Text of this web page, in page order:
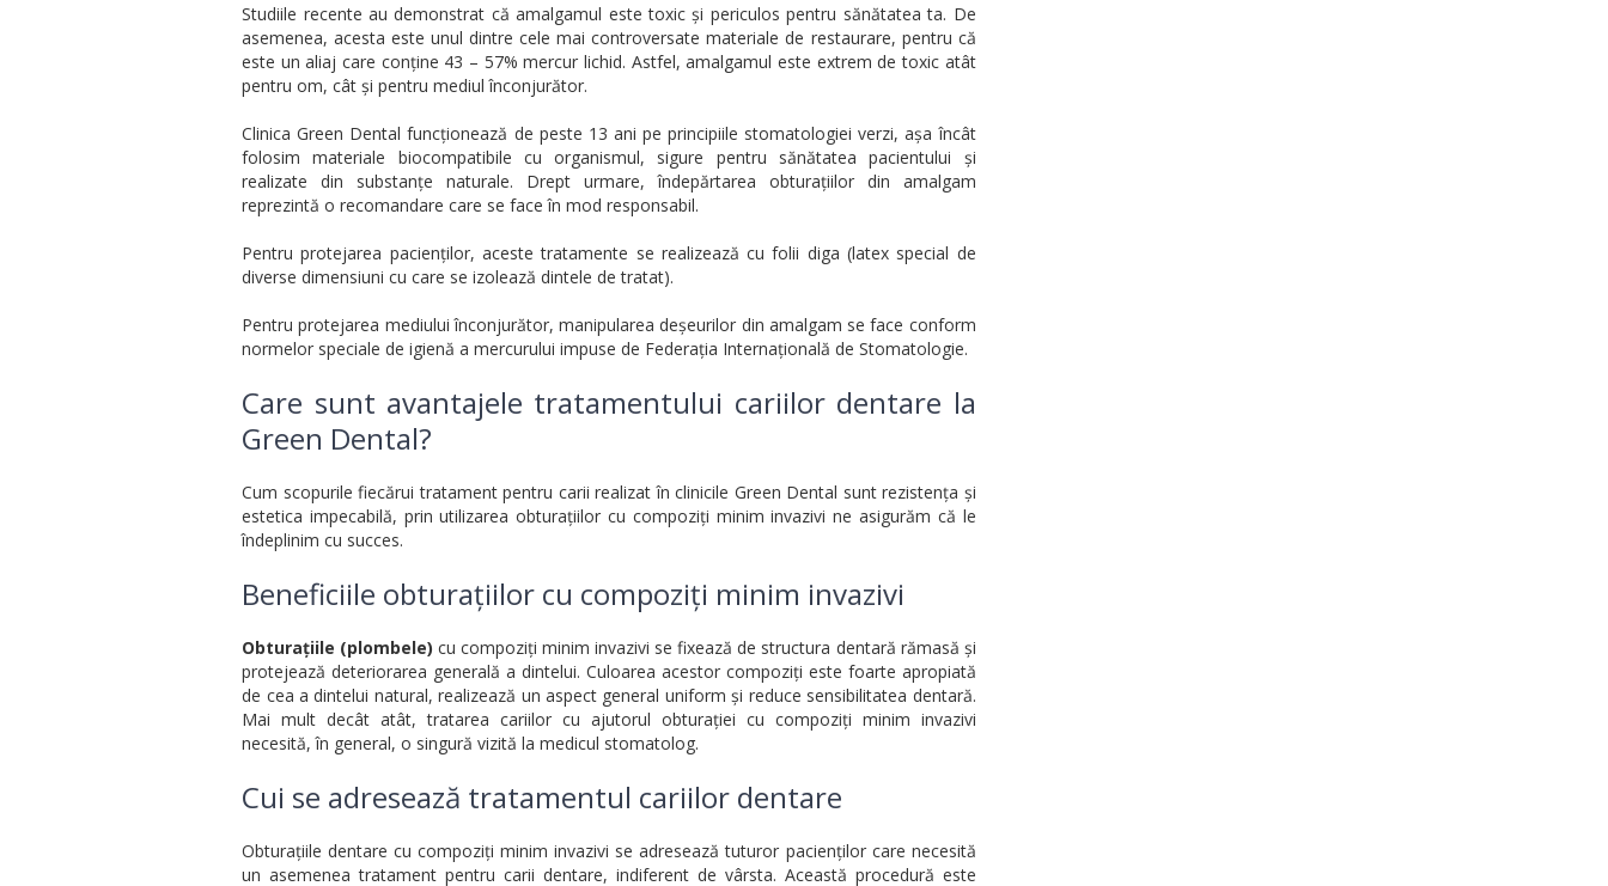
Studiile recente au demonstrat că amalgamul este toxic și periculos pentru sănătatea ta. De
asemenea, acesta este unul dintre cele mai controversate materiale de restaurare, pentru că
este un aliaj care conține 43 – 57% mercur lichid. Astfel, amalgamul este extrem de toxic atât
pentru om, cât și pentru mediul înconjurător.
Clinica Green Dental funcționează de peste 13 ani pe principiile stomatologiei verzi, așa încât
folosim materiale biocompatibile cu organismul, sigure pentru sănătatea pacientului și
realizate din substanțe naturale. Drept urmare, îndepărtarea obturațiilor din amalgam
reprezintă o recomandare care se face în mod responsabil.
Pentru protejarea pacienților, aceste tratamente se realizează cu folii diga (latex special de
diverse dimensiuni cu care se izolează dintele de tratat).
Pentru protejarea mediului înconjurător, manipularea deșeurilor din amalgam se face conform
normelor speciale de igienă a mercurului impuse de Federația Internațională de Stomatologie.
Care sunt avantajele tratamentului cariilor dentare la
Green Dental?
Cum scopurile fiecărui tratament pentru carii realizat în clinicile Green Dental sunt rezistența și
estetica impecabilă, prin utilizarea obturațiilor cu compoziți minim invazivi ne asigurăm că le
îndeplinim cu succes.
Beneficiile obturațiilor cu compoziți minim invazivi
Obturațiile (plombele) cu compoziți minim invazivi se fixează de structura dentară rămasă și
protejează deteriorarea generală a dintelui. Culoarea acestor compoziți este foarte apropiată
de cea a dintelui natural, realizează un aspect general uniform și reduce sensibilitatea dentară.
Mai mult decât atât, tratarea cariilor cu ajutorul obturației cu compoziți minim invazivi
necesită, în general, o singură vizită la medicul stomatolog.
Cui se adresează tratamentul cariilor dentare
Obturațiile dentare cu compoziți minim invazivi se adresează tuturor pacienților care necesită
un asemenea tratament pentru carii dentare, indiferent de vârsta. Această procedură este